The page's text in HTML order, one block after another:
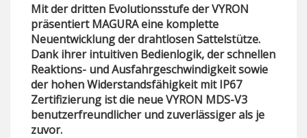
Mit der dritten Evolutionsstufe der VYRON
präsentiert MAGURA eine komplette
Neuentwicklung der drahtlosen Sattelstütze.
Dank ihrer intuitiven Bedienlogik, der schnellen
Reaktions- und Ausfahrgeschwindigkeit sowie
der hohen Widerstandsfähigkeit mit IP67
Zertifizierung ist die neue VYRON MDS-V3
benutzerfreundlicher und zuverlässiger als je
zuvor.